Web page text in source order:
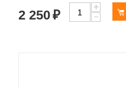
2 250₽
+
−